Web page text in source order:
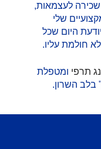
שכירה לעצמאות,
שלי
היום שכל
חולמת עליו.
תרפי ומטפלת
בלב השרון.